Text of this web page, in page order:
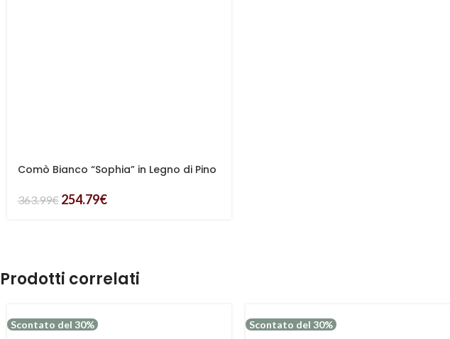
Comò Bianco “Sophia” in Legno di Pino
363.99€ 254.79€
Prodotti correlati
Scontato del 30% Scontato del 30%